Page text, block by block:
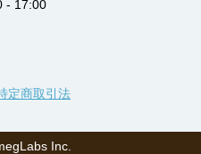
- 17:00
定商取引法
Inc.